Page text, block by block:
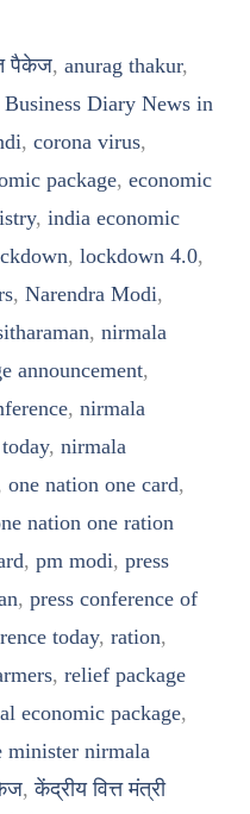
पैकेज, anurag thakur,
Business Diary News in
, corona virus,
package, economic
, india economic
, lockdown 4.0,
, Narendra Modi,
, nirmala
announcement,
, nirmala
, nirmala
one nation one card,
nation one ration
, pm modi, press
, press conference of
today, ration,
, relief package
economic package,
minister nirmala
,केंद्रीय वित्त मंत्री